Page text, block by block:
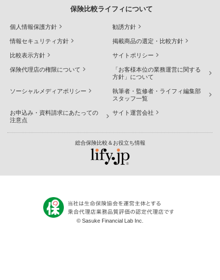
保険比較ライフィについて
個人情報保護方針 勧誘方針
情報セキュリティ方針 掲載商品の選定・比較方針
比較表示方針 サイトポリシー
保険代理店の権限について
「お客様本位の業務運営に関する
方針」について
ソーシャルメディアポリシー
執筆者・監修者・ライフィ編集部
スタッフ一覧
お申込み・資料請求にあたっての
注意点
サイト運営会社
総合保険比較＆お役立ち情報
© Sasuke Financial Lab Inc.